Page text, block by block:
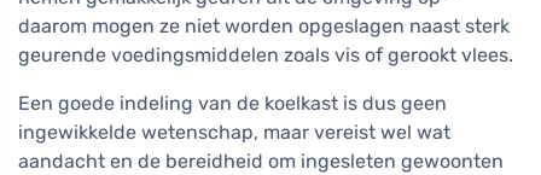
daarom mogen ze niet worden opgeslagen naast sterk
geurende voedingsmiddelen zoals vis of gerookt vlees.
Een goede indeling van de koelkast is dus geen
ingewikkelde wetenschap, maar vereist wel wat
aandacht en de bereidheid om ingesleten gewoonten